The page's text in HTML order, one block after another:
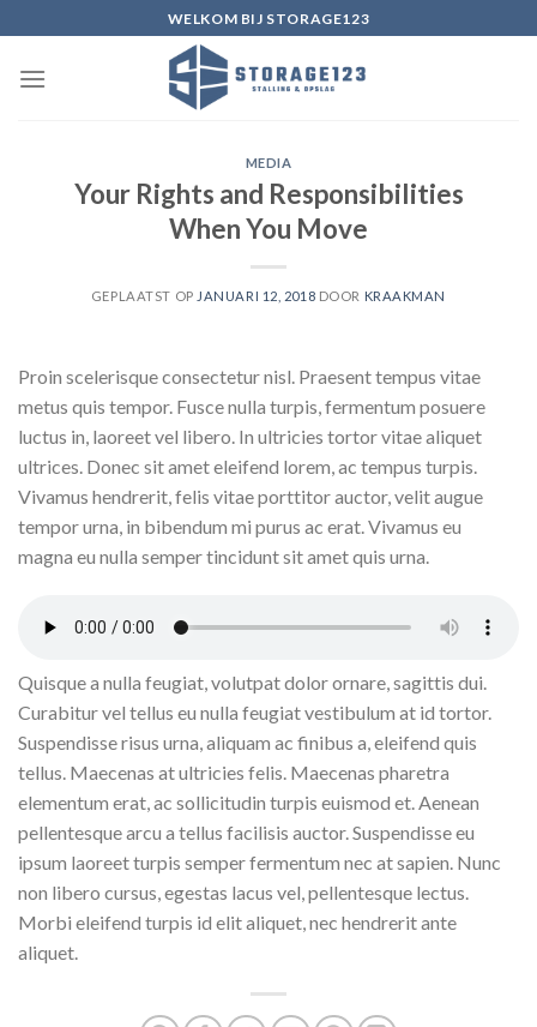
naar
inhoud
WELKOM BIJ STORAGE123
MEDIA
Your Rights and Responsibilities
When You Move
GEPLAATST OP JANUARI 12, 2018 DOOR KRAAKMAN
Proin scelerisque consectetur nisl. Praesent tempus vitae
metus quis tempor. Fusce nulla turpis, fermentum posuere
luctus in, laoreet vel libero. In ultricies tortor vitae aliquet
ultrices. Donec sit amet eleifend lorem, ac tempus turpis.
Vivamus hendrerit, felis vitae porttitor auctor, velit augue
tempor urna, in bibendum mi purus ac erat. Vivamus eu
magna eu nulla semper tincidunt sit amet quis urna.
Quisque a nulla feugiat, volutpat dolor ornare, sagittis dui.
Curabitur vel tellus eu nulla feugiat vestibulum at id tortor.
Suspendisse risus urna, aliquam ac finibus a, eleifend quis
tellus. Maecenas at ultricies felis. Maecenas pharetra
elementum erat, ac sollicitudin turpis euismod et. Aenean
pellentesque arcu a tellus facilisis auctor. Suspendisse eu
ipsum laoreet turpis semper fermentum nec at sapien. Nunc
non libero cursus, egestas lacus vel, pellentesque lectus.
Morbi eleifend turpis id elit aliquet, nec hendrerit ante
aliquet.